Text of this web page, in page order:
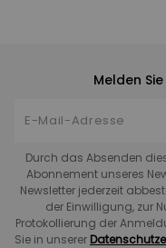
Melden
Durch das Absenden
Abonnement unseres
Newsletter jederzeit
der Einwilligung, zur
Protokollierung der
Sie in unserer